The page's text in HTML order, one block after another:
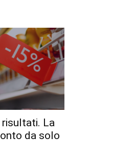
risultati. La
da solo